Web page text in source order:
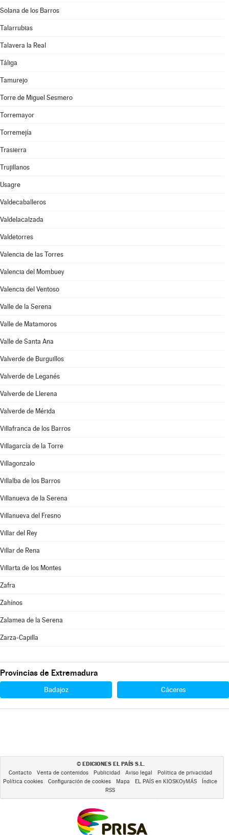
Solana de los Barros
Talarrubias
Talavera la Real
Táliga
Tamurejo
Torre de Miguel Sesmero
Torremayor
Torremejía
Trasierra
Trujillanos
Usagre
Valdecaballeros
Valdelacalzada
Valdetorres
Valencia de las Torres
Valencia del Mombuey
Valencia del Ventoso
Valle de la Serena
Valle de Matamoros
Valle de Santa Ana
Valverde de Burguillos
Valverde de Leganés
Valverde de Llerena
Valverde de Mérida
Villafranca de los Barros
Villagarcía de la Torre
Villagonzalo
Villalba de los Barros
Villanueva de la Serena
Villanueva del Fresno
Villar del Rey
Villar de Rena
Villarta de los Montes
Zafra
Zahínos
Zalamea de la Serena
Zarza-Capilla
Provincias de Extremadura
Badajoz Cáceres
© EDICIONES EL PAÍS S.L.
Contacto Venta de contenidos Publicidad Aviso legal
Política de privacidad
Política cookies
Configuración de cookies Mapa EL PAÍS en KIOSKOyMÁS
Índice
RSS